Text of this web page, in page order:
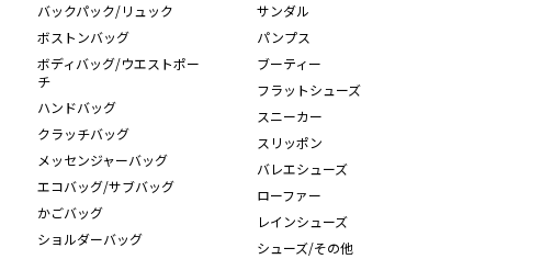
バックパック/リュック
ボストンバッグ
ボディバッグ/ウエストポー
チ
ハンドバッグ
クラッチバッグ
メッセンジャーバッグ
エコバッグ/サブバッグ
かごバッグ
ショルダーバッグ
サンダル
パンプス
ブーティー
フラットシューズ
スニーカー
スリッポン
バレエシューズ
ローファー
レインシューズ
シューズ/その他